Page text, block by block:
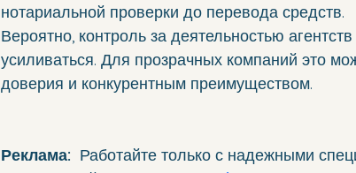
нотариальной проверки до перевода средств.
Вероятно, контроль за деятельностью
усиливаться. Для прозрачных компаний это
доверия и конкурентным преимуществом.
Реклама: Работайте только с надежными